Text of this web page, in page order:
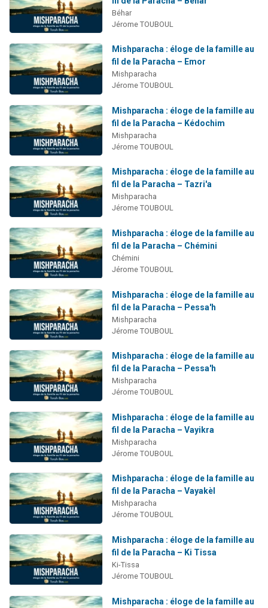
3 personnes viennent de nous rejoindre sur WhatsApp
2 nouvelles musiques dans Torah-Box Music
4 personnes viennent de faire un don pour Reloger Rivka, 6 enfants, victime de violences...
Béhar
Jérome TOUBOUL
Mishparacha : éloge de la famille au
fil de la Paracha – Emor
Mishparacha
Jérome TOUBOUL
Mishparacha : éloge de la famille au
fil de la Paracha – Kédochim
Mishparacha
Jérome TOUBOUL
Mishparacha : éloge de la famille au
fil de la Paracha – Tazri'a
Mishparacha
Jérome TOUBOUL
Mishparacha : éloge de la famille au
fil de la Paracha – Chémini
Chémini
Jérome TOUBOUL
Mishparacha : éloge de la famille au
fil de la Paracha – Pessa'h
Mishparacha
Jérome TOUBOUL
Mishparacha : éloge de la famille au
fil de la Paracha – Pessa'h
Mishparacha
Jérome TOUBOUL
Mishparacha : éloge de la famille au
fil de la Paracha – Vayikra
Mishparacha
Jérome TOUBOUL
Mishparacha : éloge de la famille au
fil de la Paracha – Vayakèl
Mishparacha
Jérome TOUBOUL
Mishparacha : éloge de la famille au
fil de la Paracha – Ki Tissa
Ki-Tissa
Jérome TOUBOUL
Mishparacha : éloge de la famille au